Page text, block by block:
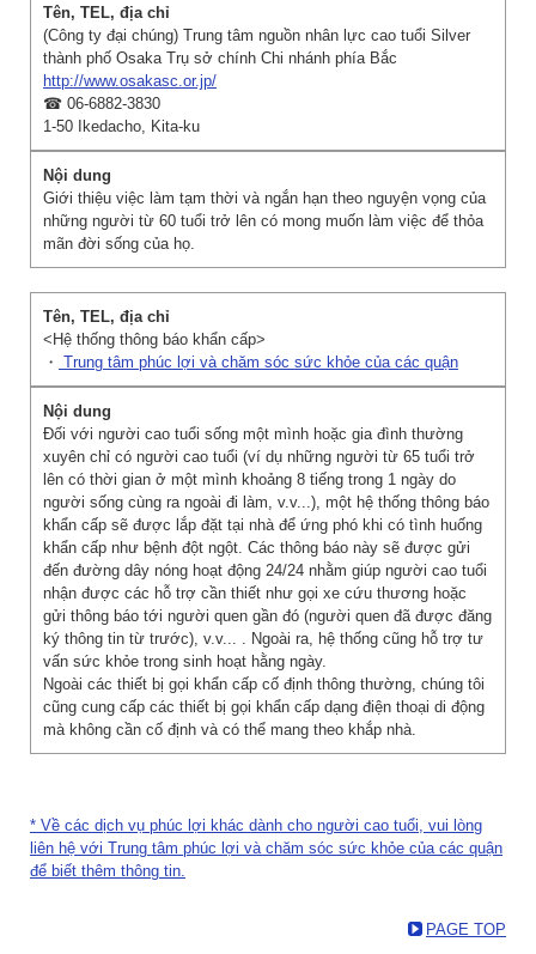
(Công ty đại chúng) Trung tâm nguồn nhân lực cao tuổi Silver
thành phố Osaka Trụ sở chính Chi nhánh phía Bắc
http://www.osakasc.or.jp/
☎ 06-6882-3830
1-50 Ikedacho, Kita-ku
Giới thiệu việc làm tạm thời và ngắn hạn theo nguyện vọng của
những người từ 60 tuổi trở lên có mong muốn làm việc để thỏa
mãn đời sống của họ.
<Hệ thống thông báo khẩn cấp>
・ Trung tâm phúc lợi và chăm sóc sức khỏe của các quận
Đối với người cao tuổi sống một mình hoặc gia đình thường
xuyên chỉ có người cao tuổi (ví dụ những người từ 65 tuổi trở
lên có thời gian ở một mình khoảng 8 tiếng trong 1 ngày do
người sống cùng ra ngoài đi làm, v.v...), một hệ thống thông báo
khẩn cấp sẽ được lắp đặt tại nhà để ứng phó khi có tình huống
khẩn cấp như bệnh đột ngột. Các thông báo này sẽ được gửi
đến đường dây nóng hoạt động 24/24 nhằm giúp người cao tuổi
nhận được các hỗ trợ cần thiết như gọi xe cứu thương hoặc
gửi thông báo tới người quen gần đó (người quen đã được đăng
ký thông tin từ trước), v.v... . Ngoài ra, hệ thống cũng hỗ trợ tư
vấn sức khỏe trong sinh hoạt hằng ngày.
Ngoài các thiết bị gọi khẩn cấp cố định thông thường, chúng tôi
cũng cung cấp các thiết bị gọi khẩn cấp dạng điện thoại di động
mà không cần cố định và có thể mang theo khắp nhà.
* Về các dịch vụ phúc lợi khác dành cho người cao tuổi, vui lòng
liên hệ với Trung tâm phúc lợi và chăm sóc sức khỏe của các quận
để biết thêm thông tin.
PAGE TOP